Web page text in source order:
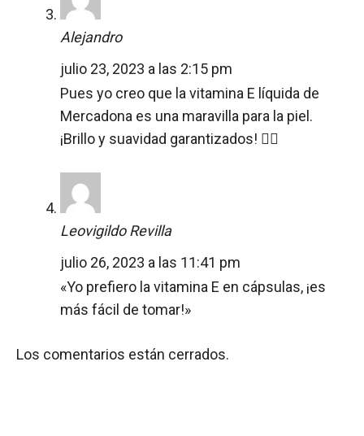
Alejandro
julio 23, 2023 a las 2:15 pm
Pues yo creo que la vitamina E líquida de
Mercadona es una maravilla para la piel.
¡Brillo y suavidad garantizados! 💁‍♀️
Leovigildo Revilla
julio 26, 2023 a las 11:41 pm
«Yo prefiero la vitamina E en cápsulas, ¡es
más fácil de tomar!»
Los comentarios están cerrados.